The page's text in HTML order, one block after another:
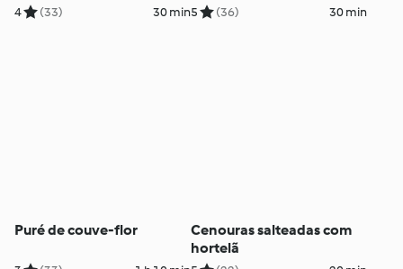
4 (33) 30 min5 (36) 30 min
Puré de couve-flor
Cenouras salteadas com
hortelã